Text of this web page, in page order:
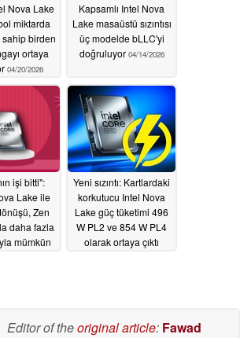
Nova Lake
bol miktarda
birden
ortaya
04/20/2026
Kapsamlı Intel Nova
Lake masaüstü sızıntısı
üç modelde bLLC'yi
doğruluyor 04/14/2026
işi bitti":
Lake ile
Zen
daha fazla
mümkün
Yeni sızıntı: Kartlardaki
korkutucu Intel Nova
Lake güç tüketimi 496
W PL2 ve 854 W PL4
olarak ortaya çıktı
Editor of theoriginal article: Fawad